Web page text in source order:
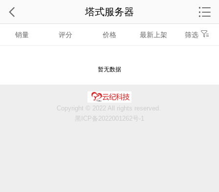
销量 评分 价格 最新上架 筛选
暂无数据
塔式服务器
Copyright © 2022 All rights reserved.
黑ICP备2022001262号-1